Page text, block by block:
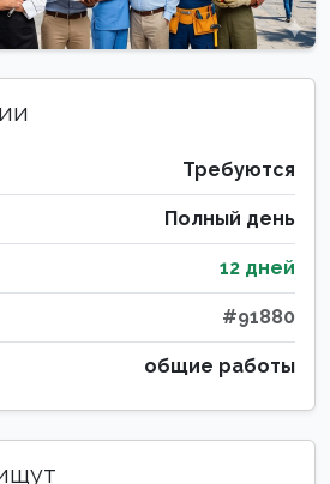
Требуются
Полный день
12 дней
#91880
общие работы